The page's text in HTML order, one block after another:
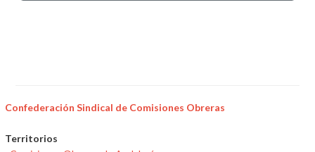
Confederación Sindical de Comisiones Obreras
Territorios